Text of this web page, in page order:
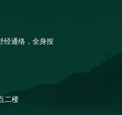
经通络，全身按
二楼